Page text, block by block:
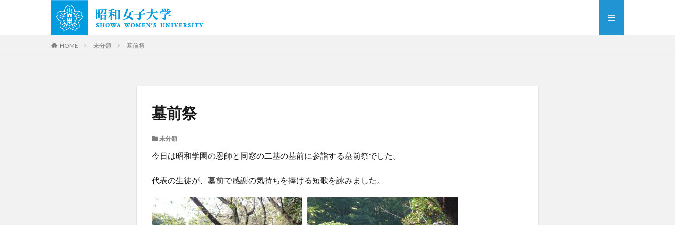
HOME 未分類 墓前祭
墓前祭
未分類
今日は昭和学園の恩師と同窓の二基の墓前に参詣する墓前祭でした。
代表の生徒が、墓前で感謝の気持ちを捧げる短歌を詠みました。